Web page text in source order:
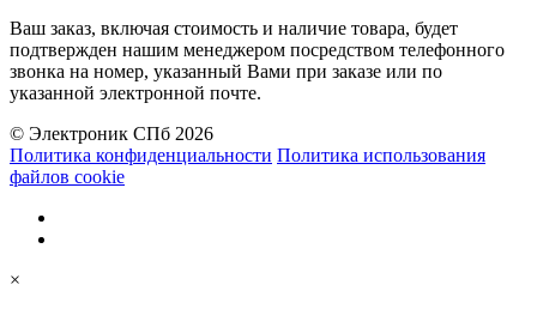
Ваш заказ, включая стоимость и наличие товара, будет
подтвержден нашим менеджером посредством телефонного
звонка на номер, указанный Вами при заказе или по
указанной электронной почте.
© Электроник СПб 2026
Политика конфиденциальности Политика использования
файлов cookie
×